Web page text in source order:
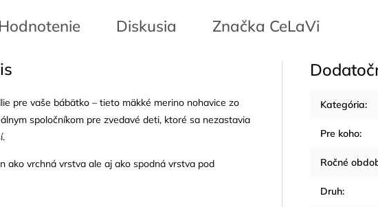
Hodnotenie Diskusia Značka CeLaVi
pre vaše bábätko – tieto mäkké merino nohavice zo
spoločníkom pre zvedavé deti, ktoré sa nezastavia
ako vrchná vrstva ale aj ako spodná vrstva pod
Kategória:
Pre koho:
Ročné
Druh: